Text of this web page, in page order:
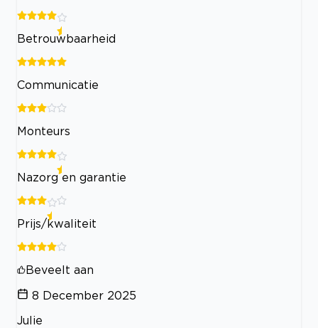
Betrouwbaarheid
Communicatie
Monteurs
Nazorg en garantie
Prijs/kwaliteit
Beveelt aan
8 December 2025
Julie